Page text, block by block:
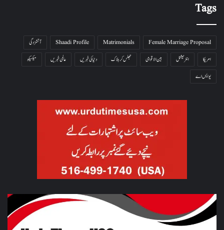
Tags
Female Marriage Proposal
Matrimonials
Shaadi Profile
آتشزدگی
امریکا
انٹرنیشنل بین الاقوامی جھلس کر ہلاک دنیا کی خبریں عالمی خبریں
میکسیکو
یو ایس اے